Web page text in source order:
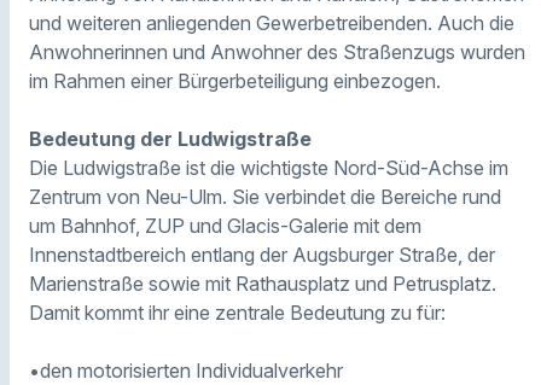
und weiteren anliegenden Gewerbetreibenden. Auch die
Anwohnerinnen und Anwohner des Straßenzugs wurden
im Rahmen einer Bürgerbeteiligung einbezogen.
Bedeutung der Ludwigstraße
Die Ludwigstraße ist die wichtigste Nord-Süd-Achse im
Zentrum von Neu-Ulm. Sie verbindet die Bereiche rund
um Bahnhof, ZUP und Glacis-Galerie mit dem
Innenstadtbereich entlang der Augsburger Straße, der
Marienstraße sowie mit Rathausplatz und Petrusplatz.
Damit kommt ihr eine zentrale Bedeutung zu für:
•den motorisierten Individualverkehr